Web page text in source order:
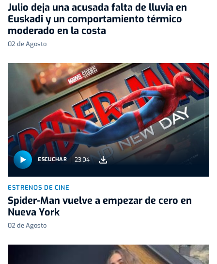
Julio deja una acusada falta de lluvia en
Euskadi y un comportamiento térmico
moderado en la costa
02 de Agosto
ESCUCHAR 23:04
ESTRENOS DE CINE
Spider-Man vuelve a empezar de cero en
Nueva York
02 de Agosto